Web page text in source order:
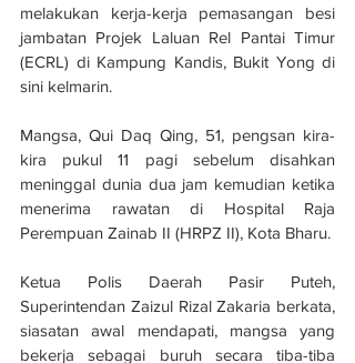
melakukan kerja-kerja pemasangan besi
jambatan Projek Laluan Rel Pantai Timur
(ECRL) di Kampung Kandis, Bukit Yong di
sini kelmarin.
Mangsa, Qui Daq Qing, 51, pengsan kira-
kira pukul 11 pagi sebelum disahkan
meninggal dunia dua jam kemudian ketika
menerima rawatan di Hospital Raja
Perempuan Zainab II (HRPZ II), Kota Bharu.
Ketua Polis Daerah Pasir Puteh,
Superintendan Zaizul Rizal Zakaria berkata,
siasatan awal mendapati, mangsa yang
bekerja sebagai buruh secara tiba-tiba